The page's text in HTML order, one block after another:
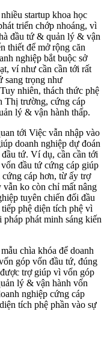
startup khoa học
triển chớp nhoáng, vì
đầu tứ & quản lý & vận
thiết để mở rộng căn
nghiệp bắt buộc sở
ví như cần cần tới rất
sang trọng như
nhiên, thách thức phệ
Thị trường, cứng cáp
lý & vận hành thấp.
tới Việc vẫn nhập vào
doanh nghiệp dự đoán
tứ. Ví dụ, cần cần tới
đầu tứ cứng cáp giúp
cáp hơn, từ ấy trợ
ko còn chỉ mất nâng
tuyên chiến đối đầu
phệ diện tích phệ vì
phát minh sáng kiến
chìa khóa để doanh
góp vốn đầu tứ, đúng
trợ giúp vì vốn góp
lý & vận hành vốn
nghiệp cứng cáp
tích phệ phần vào sự